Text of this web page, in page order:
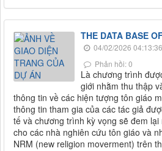
THE DATA BASE
04/02/2026
Phản hồi: 0
Là chương trình
giới nhằm thu thập
thông tin về các hiện tượng tôn giáo
thông tin tham gia của các tác giả
tế và chương trình kỳ vọng sẽ đem
cho các nhà nghiên cứu tôn giáo và
NRM (new religion moverment) trên